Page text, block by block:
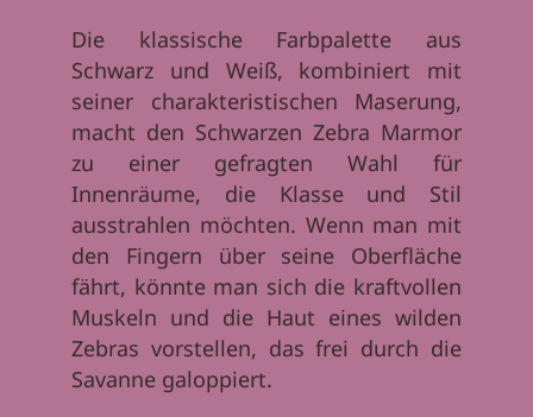
Die klassische Farbpalette aus
Schwarz und Weiß, kombiniert mit
seiner charakteristischen Maserung,
macht den Schwarzen Zebra Marmor
zu einer gefragten Wahl für
Innenräume, die Klasse und Stil
ausstrahlen möchten. Wenn man mit
den Fingern über seine Oberfläche
fährt, könnte man sich die kraftvollen
Muskeln und die Haut eines wilden
Zebras vorstellen, das frei durch die
Savanne galoppiert.